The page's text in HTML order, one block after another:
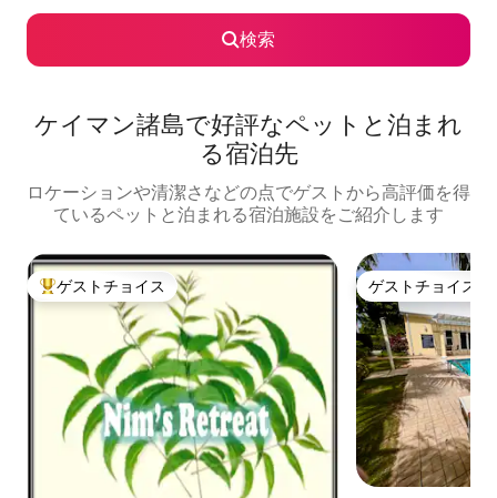
検索
ケイマン諸島で好評なペットと泊まれ
る宿泊先
ロケーションや清潔さなどの点でゲストから高評価を得
ているペットと泊まれる宿泊施設をご紹介します
大好評のゲストチョイスです。
ゲストチョイス ゲストチョイス
ゲストチョイス